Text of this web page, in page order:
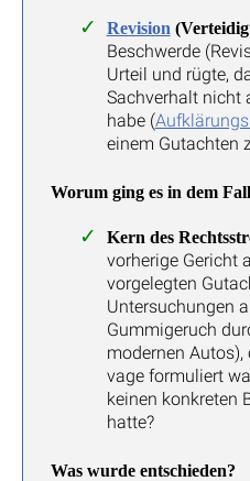
Revision
Beschwerde
Urteil und rügte,
Sachverhalt nicht
habe (
einem Gutachten
Worum ging es in dem
Kern des
vorherige Gericht
vorgelegten
Untersuchungen
Gummigeruch
modernen
vage formuliert
keinen konkreten
hatte?
Was wurde entschieden?